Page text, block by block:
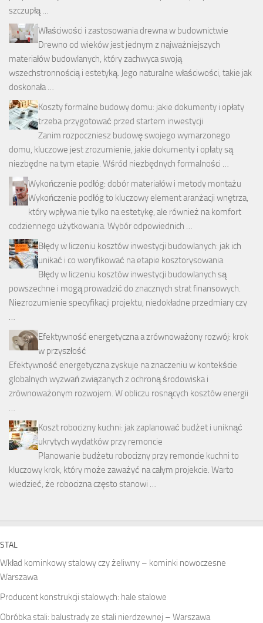
szczupłą …
Właściwości i zastosowania drewna w budownictwie
Drewno od wieków jest jednym z najważniejszych
materiałów budowlanych, który zachwyca swoją
wszechstronnością i estetyką. Jego naturalne właściwości, takie jak
doskonała …
Koszty formalne budowy domu: jakie dokumenty i opłaty
trzeba przygotować przed startem inwestycji
Zanim rozpoczniesz budowę swojego wymarzonego
domu, kluczowe jest zrozumienie, jakie dokumenty i opłaty są
niezbędne na tym etapie. Wśród niezbędnych formalności …
Wykończenie podłóg: dobór materiałów i metody montażu
Wykończenie podłóg to kluczowy element aranżacji wnętrza,
który wpływa nie tylko na estetykę, ale również na komfort
codziennego użytkowania. Wybór odpowiednich …
Błędy w liczeniu kosztów inwestycji budowlanych: jak ich
unikać i co weryfikować na etapie kosztorysowania
Błędy w liczeniu kosztów inwestycji budowlanych są
powszechne i mogą prowadzić do znacznych strat finansowych.
Niezrozumienie specyfikacji projektu, niedokładne przedmiary czy
…
Efektywność energetyczna a zrównoważony rozwój: krok
w przyszłość
Efektywność energetyczna zyskuje na znaczeniu w kontekście
globalnych wyzwań związanych z ochroną środowiska i
zrównoważonym rozwojem. W obliczu rosnących kosztów energii
…
Koszt robocizny kuchni: jak zaplanować budżet i uniknąć
ukrytych wydatków przy remoncie
Planowanie budżetu robocizny przy remoncie kuchni to
kluczowy krok, który może zaważyć na całym projekcie. Warto
wiedzieć, że robocizna często stanowi …
STAL
Wkład kominkowy stalowy czy żeliwny – kominki nowoczesne
Warszawa
Producent konstrukcji stalowych: hale stalowe
Obróbka stali: balustrady ze stali nierdzewnej – Warszawa